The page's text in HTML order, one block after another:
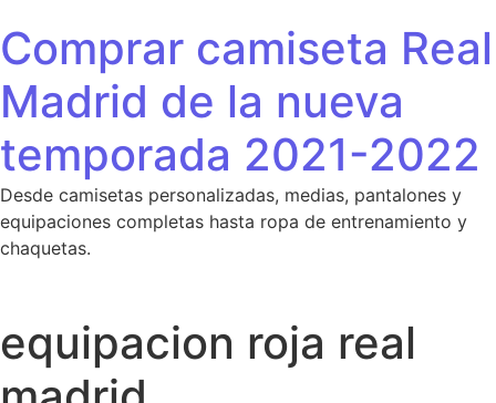
Comprar camiseta Real
Madrid de la nueva
temporada 2021-2022
Desde camisetas personalizadas, medias, pantalones y
equipaciones completas hasta ropa de entrenamiento y
chaquetas.
equipacion roja real